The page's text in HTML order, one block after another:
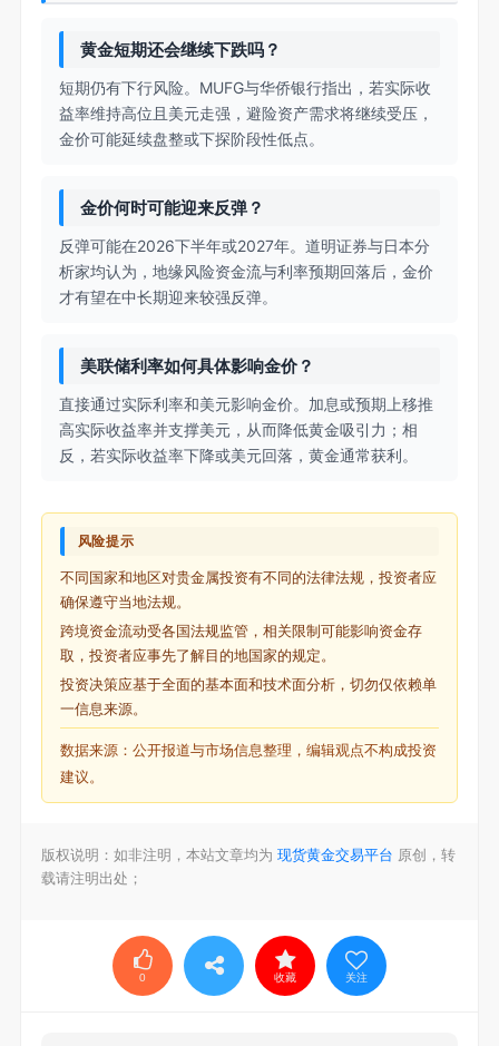
黄金短期还会继续下跌吗？
短期仍有下行风险。MUFG与华侨银行指出，若实际收
益率维持高位且美元走强，避险资产需求将继续受压，
金价可能延续盘整或下探阶段性低点。
金价何时可能迎来反弹？
反弹可能在2026下半年或2027年。道明证券与日本分
析家均认为，地缘风险资金流与利率预期回落后，金价
才有望在中长期迎来较强反弹。
美联储利率如何具体影响金价？
直接通过实际利率和美元影响金价。加息或预期上移推
高实际收益率并支撑美元，从而降低黄金吸引力；相
反，若实际收益率下降或美元回落，黄金通常获利。
风险提示
不同国家和地区对贵金属投资有不同的法律法规，投资者应
确保遵守当地法规。
跨境资金流动受各国法规监管，相关限制可能影响资金存
取，投资者应事先了解目的地国家的规定。
投资决策应基于全面的基本面和技术面分析，切勿仅依赖单
一信息来源。
数据来源：公开报道与市场信息整理，编辑观点不构成投资
建议。
版权说明：如非注明，本站文章均为 现货黄金交易平台 原创，转
载请注明出处；
0 收藏 关注